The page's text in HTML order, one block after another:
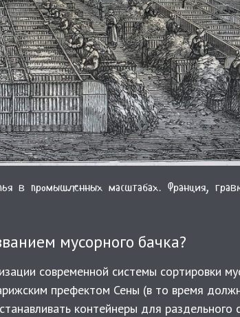
в промышленных масштабах. Франция,
мусорного бачка?
современной системы сортировки
префектом Сены (в то время
контейнеры для